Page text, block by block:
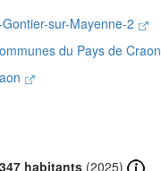
sur-Mayenne-2
du Pays de Craon
347 habitants (2025)